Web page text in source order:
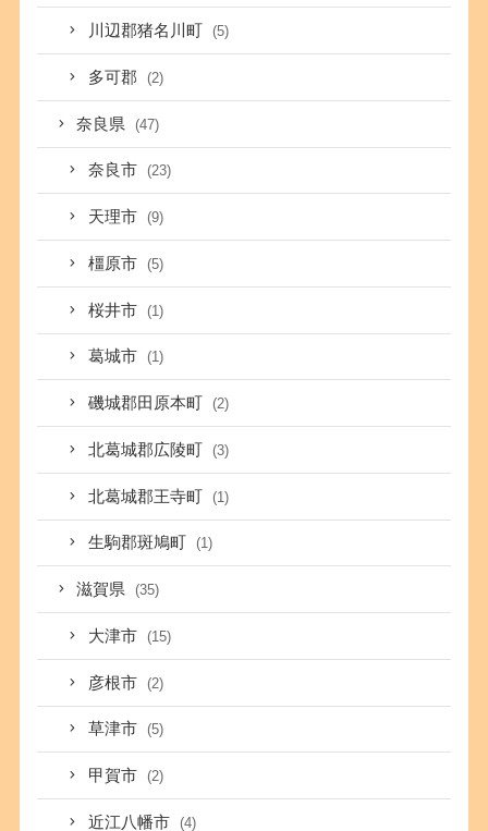
川辺郡猪名川町 (5)
多可郡 (2)
奈良県 (47)
奈良市 (23)
天理市 (9)
橿原市 (5)
桜井市 (1)
葛城市 (1)
磯城郡田原本町 (2)
北葛城郡広陵町 (3)
北葛城郡王寺町 (1)
生駒郡斑鳩町 (1)
滋賀県 (35)
大津市 (15)
彦根市 (2)
草津市 (5)
甲賀市 (2)
近江八幡市 (4)